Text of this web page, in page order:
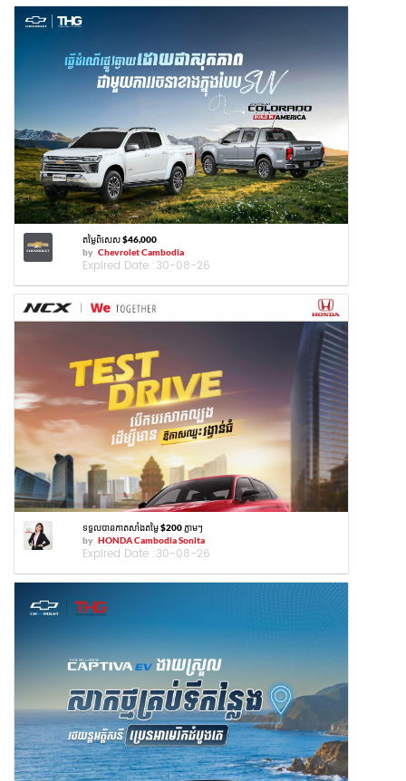
តម្លៃពិសេស $46,000
by Chevrolet Cambodia
Expired Date :30-08-26
ទទួលបានកាតសាំងតម្លៃ $200 ភ្លាមៗ
by HONDA Cambodia Sonita
Expired Date :30-08-26